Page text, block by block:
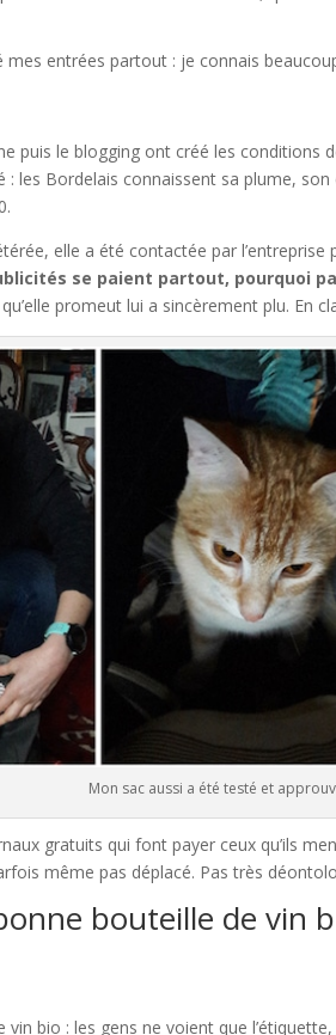
mes entrées partout : je connais
puis le blogging ont créé les conditions
: les Bordelais connaissent sa plume,
elle a été contactée par
se paient partout, pourquoi
promeut lui a sincèrement plu. En
Mon sac aussi a été testé et
gratuits qui font payer ceux qu’ils
même pas déplacé. Pas très
bouteille de vin
bio : les gens ne voient que